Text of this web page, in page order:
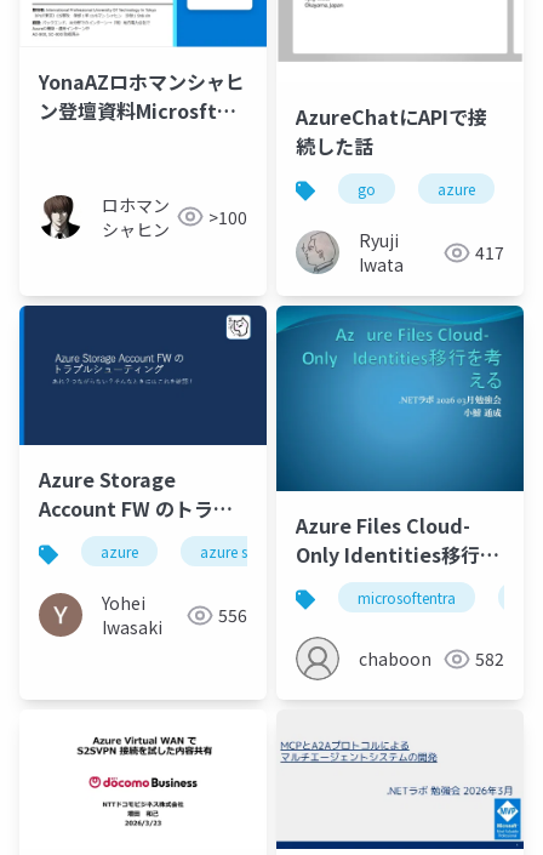
YonaAZロホマンシャヒ
ン登壇資料Microsft
ロホマン
シャヒン
>100
AzureChatにAPIで接
続した話
go azure
Ryuji
Iwata
417
Azure Storage
Account FW のトラブ
ルシューティング
azure azure storage
Yohei
Iwasaki
556
Azure Files Cloud-
Only Identities移行を
考えるmicrosoftentra
chaboon 582